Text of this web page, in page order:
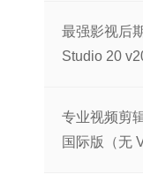
最强影视后
Studio 20
专业视频剪
国际版（无